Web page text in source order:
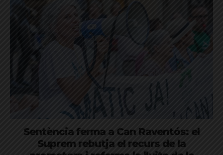
Sentència ferma a Can Raventós: el
Suprem rebutja el recurs de la